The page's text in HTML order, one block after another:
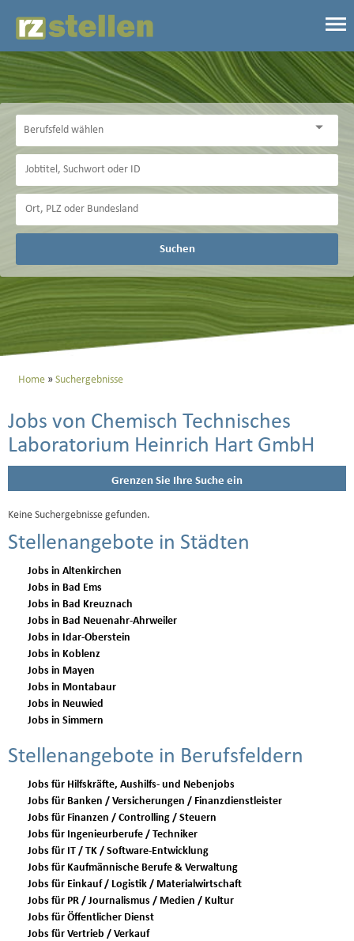
Suchen
Home Suchergebnisse
Jobs von Chemisch Technisches
Laboratorium Heinrich Hart GmbH
Grenzen Sie Ihre Suche ein
Keine Suchergebnisse gefunden.
Stellenangebote in Städten
Jobs in Altenkirchen
Jobs in Bad Ems
Jobs in Bad Kreuznach
Jobs in Bad Neuenahr-Ahrweiler
Jobs in Idar-Oberstein
Jobs in Koblenz
Jobs in Mayen
Jobs in Montabaur
Jobs in Neuwied
Jobs in Simmern
Stellenangebote in Berufsfeldern
Jobs für Hilfskräfte, Aushilfs- und Nebenjobs
Jobs für Banken / Versicherungen / Finanzdienstleister
Jobs für Finanzen / Controlling / Steuern
Jobs für Ingenieurberufe / Techniker
Jobs für IT / TK / Software-Entwicklung
Jobs für Kaufmännische Berufe & Verwaltung
Jobs für Einkauf / Logistik / Materialwirtschaft
Jobs für PR / Journalismus / Medien / Kultur
Jobs für Öffentlicher Dienst
Jobs für Vertrieb / Verkauf